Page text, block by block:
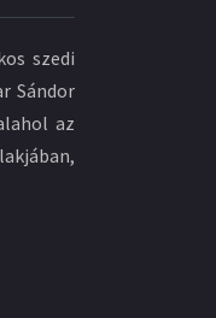
szedi
Sándor
az